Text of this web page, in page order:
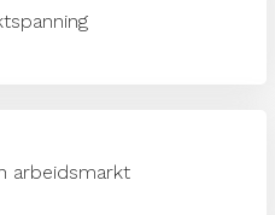
arbeidsmarkt